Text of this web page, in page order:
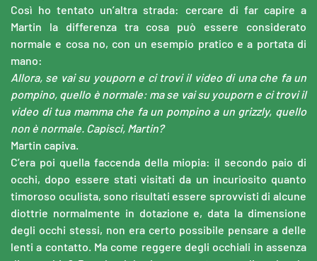
Così ho tentato un’altra strada: cercare di far capire a
Martin la differenza tra cosa può essere considerato
normale e cosa no, con un esempio pratico e a portata di
mano:
Allora, se vai su youporn e ci trovi il video di una che fa un
pompino, quello è normale: ma se vai su youporn e ci trovi il
video di tua mamma che fa un pompino a un grizzly, quello
non è normale. Capisci, Martin?
Martin capiva.
C’era poi quella faccenda della miopia: il secondo paio di
occhi, dopo essere stati visitati da un incuriosito quanto
timoroso oculista, sono risultati essere sprovvisti di alcune
diottrie normalmente in dotazione e, data la dimensione
degli occhi stessi, non era certo possibile pensare a delle
lenti a contatto. Ma come reggere degli occhiali in assenza